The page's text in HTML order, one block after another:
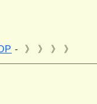
》 》 》